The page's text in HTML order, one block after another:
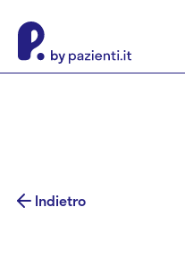
Indietro